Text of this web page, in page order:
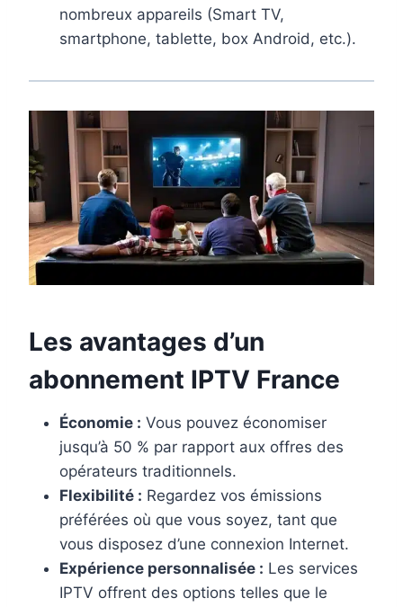
nombreux appareils (Smart TV,
smartphone, tablette, box Android, etc.).
Les avantages d’un
abonnement IPTV France
Économie : Vous pouvez économiser
jusqu’à 50 % par rapport aux offres des
opérateurs traditionnels.
Flexibilité : Regardez vos émissions
préférées où que vous soyez, tant que
vous disposez d’une connexion Internet.
Expérience personnalisée : Les services
IPTV offrent des options telles que le